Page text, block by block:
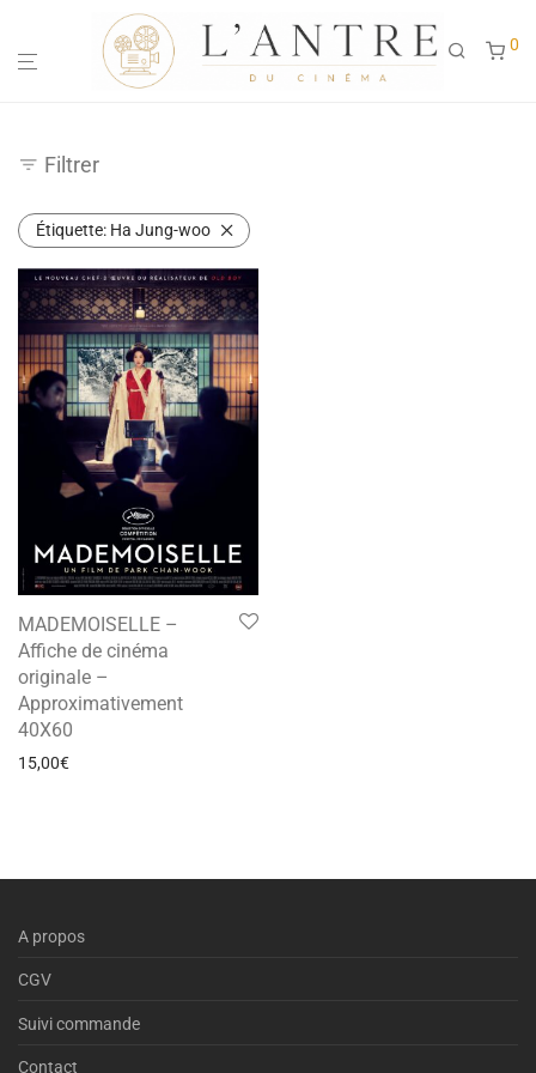
0
Filtrer
Étiquette: Ha Jung-woo
MADEMOISELLE –
Affiche de cinéma
originale –
Approximativement
40X60
15,00€
A propos
CGV
Suivi commande
Contact